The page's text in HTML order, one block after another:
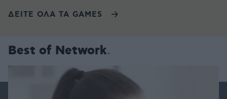
ΔΕΙΤΕ ΟΛΑ ΤΑ GAMES
Best of Network